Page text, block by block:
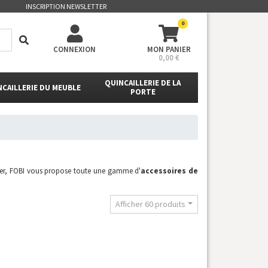
INSCRIPTION NEWSLETTER
CONNEXION
0
MON PANIER
0,00 €
DU MEUBLE
QUINCAILLERIE DE LA
PORTE
FOBI vous propose toute une gamme d'accessoires de
Afficher 60 produits